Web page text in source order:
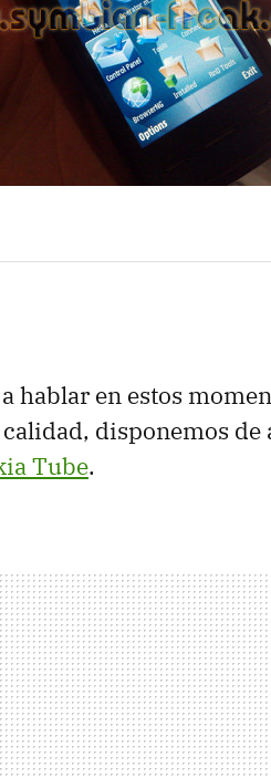
hablar en estos
disponemos de
Tube.